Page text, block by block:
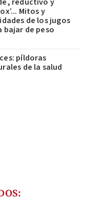
Mitos y
de los jugos
bajar de peso
píldoras
de la salud